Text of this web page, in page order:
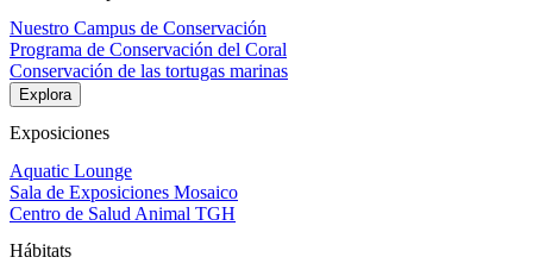
Nuestro Campus de Conservación
Programa de Conservación del Coral
Conservación de las tortugas marinas
Explora
Exposiciones
Aquatic Lounge
Sala de Exposiciones Mosaico
Centro de Salud Animal TGH
Hábitats